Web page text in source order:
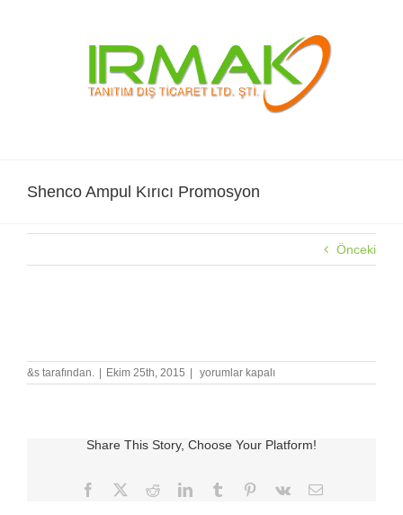
Shenco Ampul Kırıcı Promosyon
Önceki
&s tarafından. Ekim 25th, 2015
Shenco
Ampul
yorumlar kapalı
Share This Story, Choose Your Platform!
Facebook RedditLinkedInTumblr Pinterest
Vk
E-